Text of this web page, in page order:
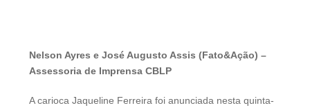
Nelson Ayres e José Augusto Assis (Fato&Ação) –
Assessoria de Imprensa CBLP
A carioca Jaqueline Ferreira foi anunciada nesta quinta-